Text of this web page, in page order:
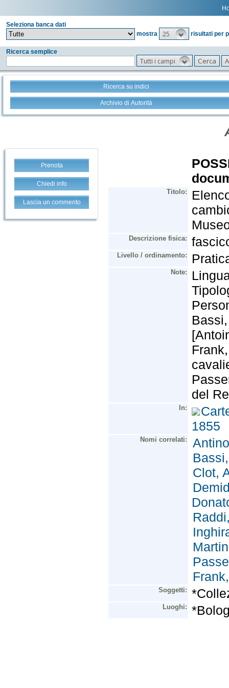
Seleziona banca dati
mostra
25 risultati per
Ricerca semplice
Tutti i campi
Ricerca su indici
Archivio di Autorità
Prenota
Chiedi info
Lascia un commento